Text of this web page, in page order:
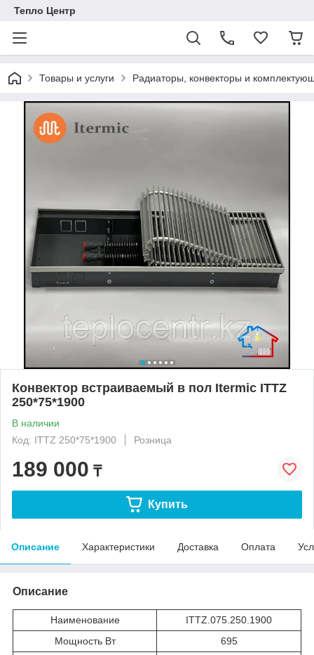
Тепло Центр
Товары и услуги Радиаторы, конвекторы и
Конвектор встраиваемый в пол Itermic ITTZ
250*75*1900
В наличии
Код: ITTZ 250*75*1900
Розница
189 000 ₸
Купить
Описание Характеристики Доставка Оплата
Описание
Наименование
ITTZ.075.250.1900
Мощность Вт
695